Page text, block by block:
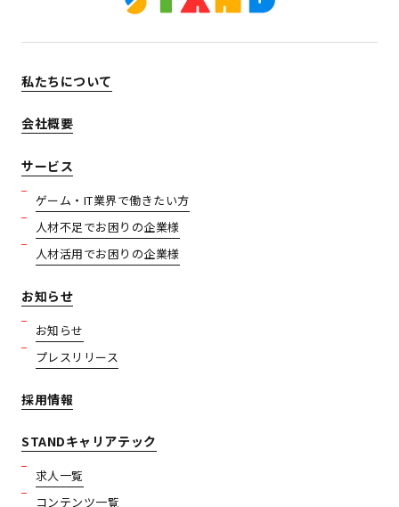
私たちについて
会社概要
サービス
ゲーム・IT業界で働きたい方
人材不足でお困りの企業様
人材活用でお困りの企業様
お知らせ
お知らせ
プレスリリース
採用情報
STANDキャリアテック
求人一覧
コンテンツ一覧